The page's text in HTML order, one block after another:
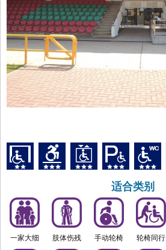
适合类别
一家大细 肢体伤残 手动轮椅 轮椅同行